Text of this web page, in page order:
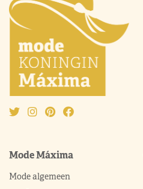
Mode Máxima
Mode algemeen